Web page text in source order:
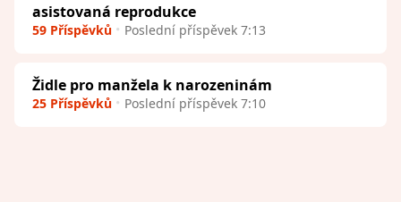
asistovaná reprodukce
59 Příspěvků Poslední příspěvek 7:13
Židle pro manžela k narozeninám
25 Příspěvků Poslední příspěvek 7:10